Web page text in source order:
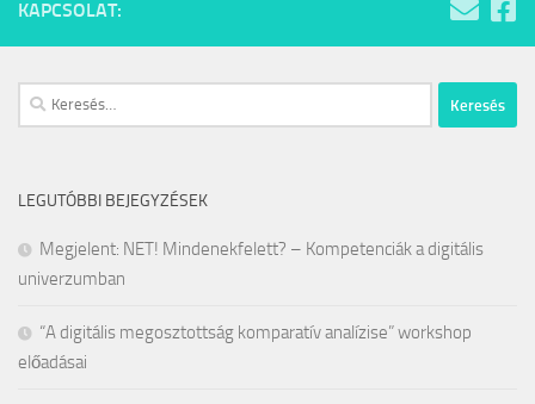
KAPCSOLAT:
Keresés:
LEGUTÓBBI BEJEGYZÉSEK
Megjelent: NET! Mindenekfelett? – Kompetenciák a digitális
univerzumban
“A digitális megosztottság komparatív analízise” workshop
előadásai